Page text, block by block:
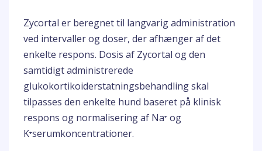
Zycortal er beregnet til langvarig administration
ved intervaller og doser, der afhænger af det
enkelte respons. Dosis af Zycortal og den
samtidigt administrerede
glukokortikoiderstatningsbehandling skal
tilpasses den enkelte hund baseret på klinisk
respons og normalisering af Na⁺ og
K⁺serumkoncentrationer.